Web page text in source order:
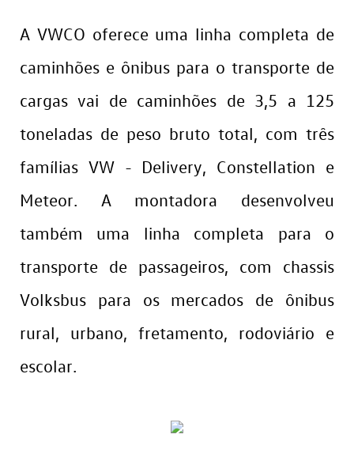
A VWCO oferece uma linha completa de
caminhões e ônibus para o transporte de
cargas vai de caminhões de 3,5 a 125
toneladas de peso bruto total, com três
famílias VW - Delivery, Constellation e
Meteor. A montadora desenvolveu
também uma linha completa para o
transporte de passageiros, com chassis
Volksbus para os mercados de ônibus
rural, urbano, fretamento, rodoviário e
escolar.